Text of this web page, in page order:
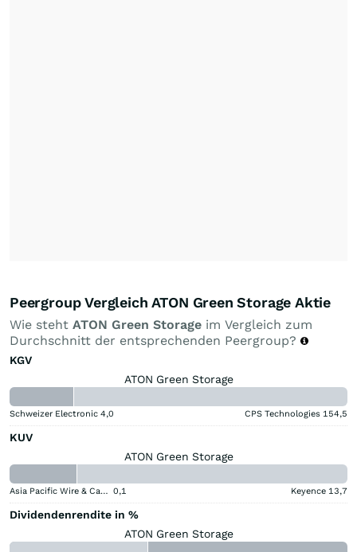
Peergroup Vergleich ATON Green Storage Aktie
Wie steht ATON Green Storage im Vergleich zum
Durchschnitt der entsprechenden Peergroup?
KGV
ATON Green Storage
Schweizer Electronic 4,0 CPS Technologies 154,5
KUV
ATON Green Storage
Asia Pacific Wire & Cable 0,1 Keyence 13,7
Dividendenrendite in %
ATON Green Storage